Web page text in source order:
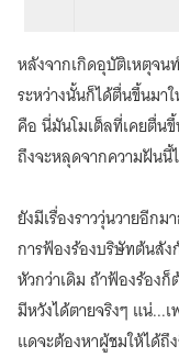
หลังจากเกิดอุบัติเหตุจน
ระหว่างนั้นก็ได้ตื่นขึ้นมา
คือ นี่มันโมเต็ลที่เคยตื่น
ถึงจะหลุดจากความฝันนี้
ยังมีเรื่องราววุ่นวายอีก
การฟ้องร้องบริษัทต้นสั
หัวกว่าเดิม ถ้าฟ้องร้องก็
มีหวังได้ตายจริงๆ แน่...
แดจะต้องหาผู้ชมให้ได้ถึ